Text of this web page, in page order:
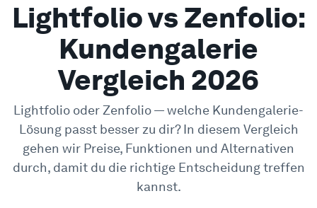
Kundengalerie
DAM Software
Kreativer Workflow
Preise
Entdecken
Lightfolio vs Zenfolio:
Kundengalerie
Vergleich 2026
Lightfolio oderZenfolio— welche Kundengalerie-
Lösung passt besser zu dir? In diesem Vergleich
gehen wir Preise, Funktionen und Alternativen
durch, damit du die richtige Entscheidung treffen
kannst.